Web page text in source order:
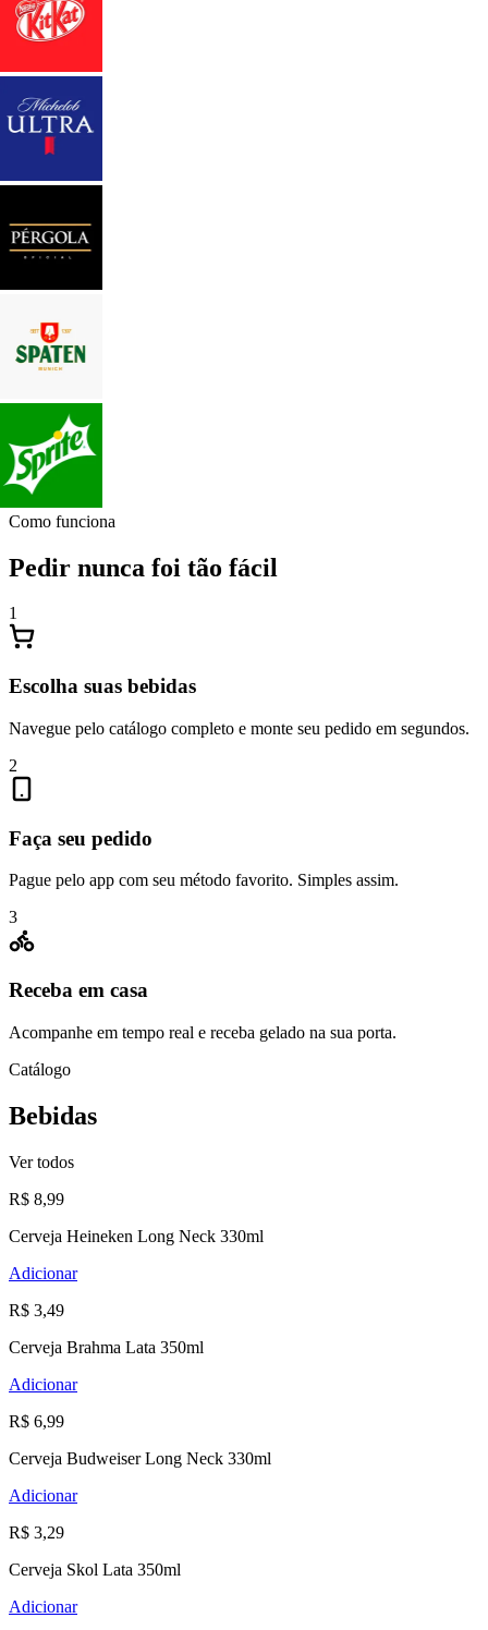
Como funciona
Pedir nunca foi tão fácil
1
Escolha suas bebidas
Navegue pelo catálogo completo e monte seu pedido em segundos.
2
Faça seu pedido
Pague pelo app com seu método favorito. Simples assim.
3
Receba em casa
Acompanhe em tempo real e receba gelado na sua porta.
Catálogo
Bebidas
Ver todos
R$ 8,99
Cerveja Heineken Long Neck 330ml
Adicionar
R$ 3,49
Cerveja Brahma Lata 350ml
Adicionar
R$ 6,99
Cerveja Budweiser Long Neck 330ml
Adicionar
R$ 3,29
Cerveja Skol Lata 350ml
Adicionar